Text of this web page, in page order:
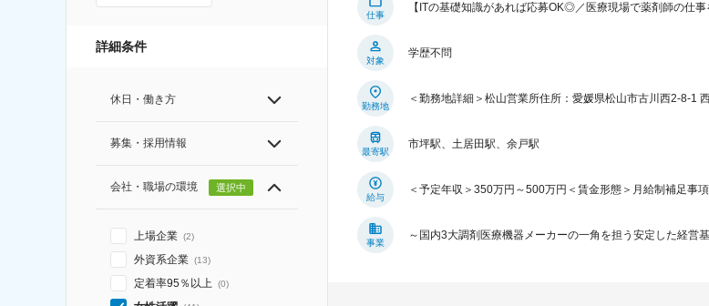
詳細条件
休日・働き方
募集・採用情報
会社・職場の環境 選択中
上場企業 (2)
外資系企業 (13)
定着率95％以上 (0)
仕事
【ITの基礎知識があれば応募OK◎／医療現場で薬剤師の仕
対象
学歴不問
勤務地
＜勤務地詳細＞松山営業所住所：愛媛県松山市古川西2-8-1
最寄駅
市坪駅、土居田駅、余戸駅
給与
＜予定年収＞350万円～500万円＜賃金形態＞月給制補足事
事業
～国内3大調剤医療機器メーカーの一角を担う安定した経営